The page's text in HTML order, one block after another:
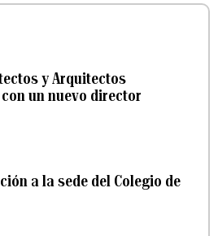
y Arquitectos
un nuevo director
a la sede del Colegio de